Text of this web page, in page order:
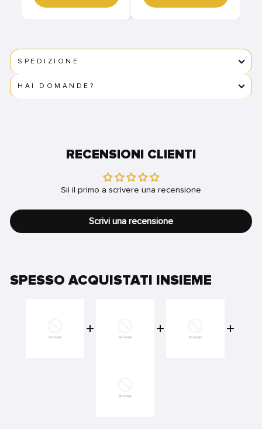
SPEDIZIONE
HAI DOMANDE?
RECENSIONI CLIENTI
Sii il primo a scrivere una recensione
Scrivi una recensione
SPESSO ACQUISTATI INSIEME